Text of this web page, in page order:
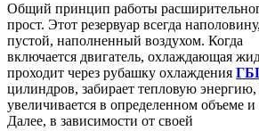
Общий принцип работы
прост. Этот резервуар всегда
пустой, наполненный воздухом. Когда
включается двигатель, охлаждающая
проходит через рубашку охлаждения
цилиндров, забирает тепловую энергию,
увеличивается в определенном объеме и
Далее, в зависимости от своей